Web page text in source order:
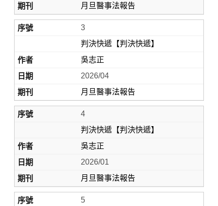
月旦醫事法報告
3
判決快遞【判決快遞】
吳志正
2026/04
月旦醫事法報告
4
判決快遞【判決快遞】
吳志正
2026/01
月旦醫事法報告
5